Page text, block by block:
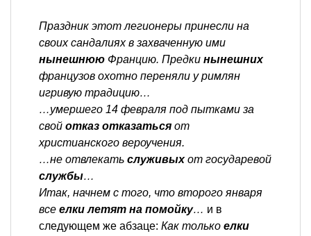
Праздник этот легионеры принесли на
своих сандалиях в захваченную ими
нынешнюю Францию. Предки нынешних
французов охотно переняли у римлян
игривую традицию…
…умершего 14 февраля под пытками за
свой отказ отказаться от
христианского вероучения.
…не отвлекать служивыхот государевой
службы…
Итак, начнем с того, что второго января
все елки летят на помойку… и в
следующем же абзаце: Как только елки